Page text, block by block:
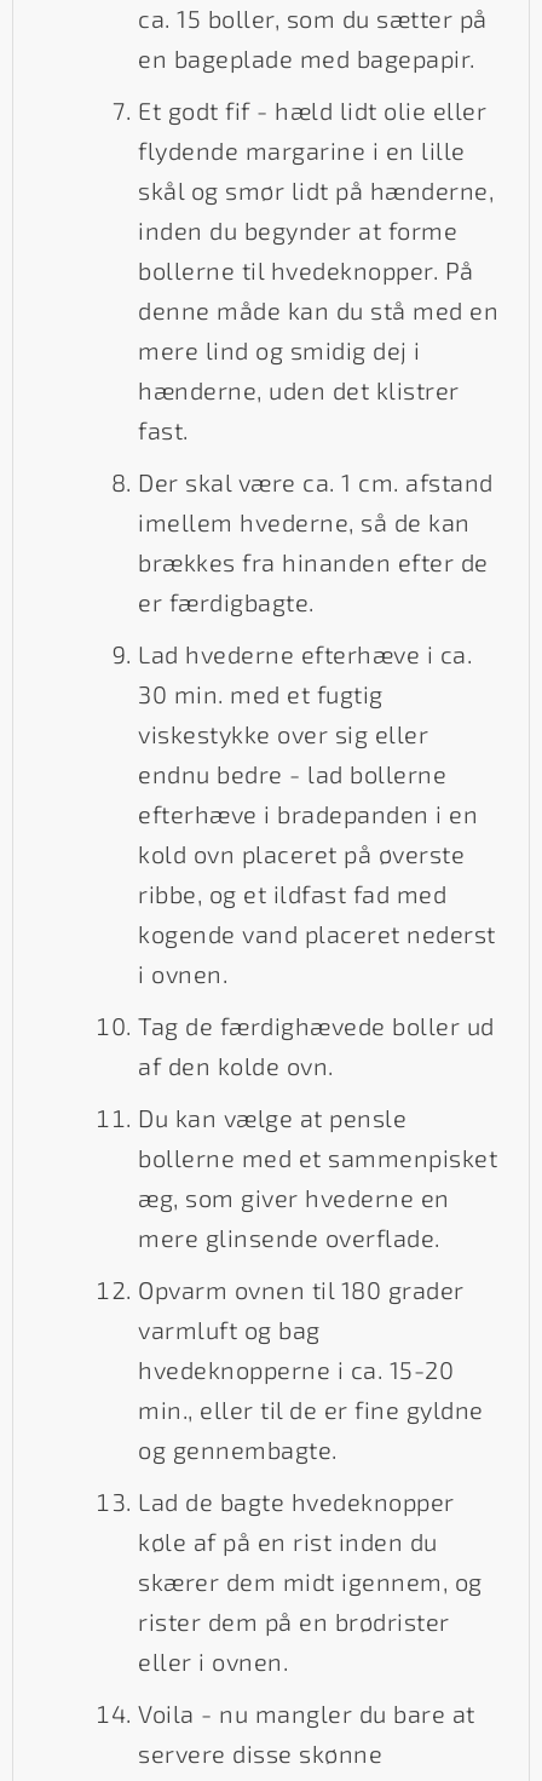
ca. 15 boller, som du sætter på
en bageplade med bagepapir.
Et godt fif - hæld lidt olie eller
flydende margarine i en lille
skål og smør lidt på hænderne,
inden du begynder at forme
bollerne til hvedeknopper. På
denne måde kan du stå med en
mere lind og smidig dej i
hænderne, uden det klistrer
fast.
Der skal være ca. 1 cm. afstand
imellem hvederne, så de kan
brækkes fra hinanden efter de
er færdigbagte.
Lad hvederne efterhæve i ca.
30 min. med et fugtig
viskestykke over sig eller
endnu bedre - lad bollerne
efterhæve i bradepanden i en
kold ovn placeret på øverste
ribbe, og et ildfast fad med
kogende vand placeret nederst
i ovnen.
Tag de færdighævede boller ud
af den kolde ovn.
Du kan vælge at pensle
bollerne med et sammenpisket
æg, som giver hvederne en
mere glinsende overflade.
Opvarm ovnen til 180 grader
varmluft og bag
hvedeknopperne i ca. 15-20
min., eller til de er fine gyldne
og gennembagte.
Lad de bagte hvedeknopper
køle af på en rist inden du
skærer dem midt igennem, og
rister dem på en brødrister
eller i ovnen.
Voila - nu mangler du bare at
servere disse skønne